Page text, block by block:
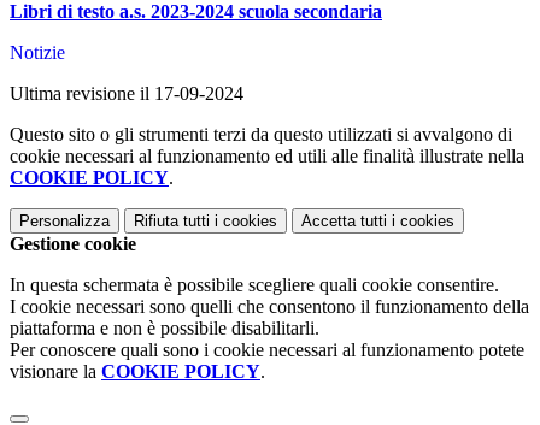
Libri di testo a.s. 2023-2024 scuola secondaria
Notizie
Ultima revisione il 17-09-2024
Questo sito o gli strumenti terzi da questo utilizzati si avvalgono di
cookie necessari al funzionamento ed utili alle finalità illustrate nella
COOKIE POLICY.
Personalizza Rifiuta tutti i cookies Accetta tutti i cookies
Gestione cookie
In questa schermata è possibile scegliere quali cookie consentire.
I cookie necessari sono quelli che consentono il funzionamento della
piattaforma e non è possibile disabilitarli.
Per conoscere quali sono i cookie necessari al funzionamento potete
visionare la COOKIE POLICY.